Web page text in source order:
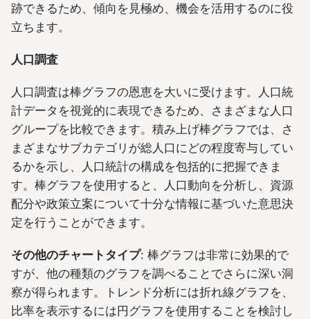
跡できるため、傾向を見極め、機会を活用するのに役
立ちます。
人口調査
人口調査は棒グラフの恩恵を大いに受けます。人口統
計データを視覚的に表現できるため、さまざまな人口
グループを比較できます。積み上げ棒グラフでは、さ
まざまなサブカテゴリが総人口にどの程度寄与してい
るかを示し、人口統計の構成を包括的に把握できま
す。棒グラフを使用すると、人口動向を分析し、資源
配分や政策立案について十分な情報に基づいた意思決
定を行うことができます。
その他のチャートタイプ: 棒グラフは非常に効果的で
すが、他の種類のグラフを調べることでさらに深い洞
察が得られます。トレンド分析には折れ線グラフを、
比率を表示するには円グラフを使用することを検討し